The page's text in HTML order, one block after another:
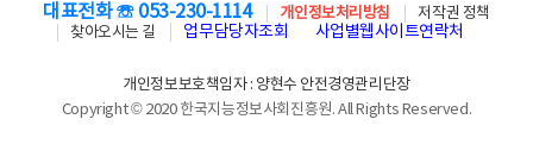
대표전화 ☏ 053-230-1114 개인정보처리방침
저작권 정책
찾아오시는 길
업무담당자조회 사업별웹사이트연락처
개인정보보호책임자 : 양현수 안전경영관리단장
Copyright © 2020 한국지능정보사회진흥원. All Rights Reserved.